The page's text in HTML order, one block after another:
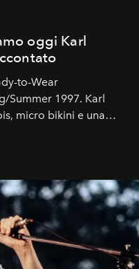
oggi Karl
to-Wear
Summer 1997. Karl
micro bikini e una
l'altra. Trent'anni dopo,
che abbiamo.